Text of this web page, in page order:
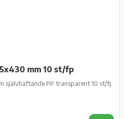
mm 10 st/fp
självhäftande PP transparent 10 st/fp